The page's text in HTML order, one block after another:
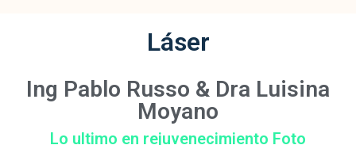
Láser
Ing Pablo Russo & Dra Luisina
Moyano
Lo ultimo en rejuvenecimiento Foto